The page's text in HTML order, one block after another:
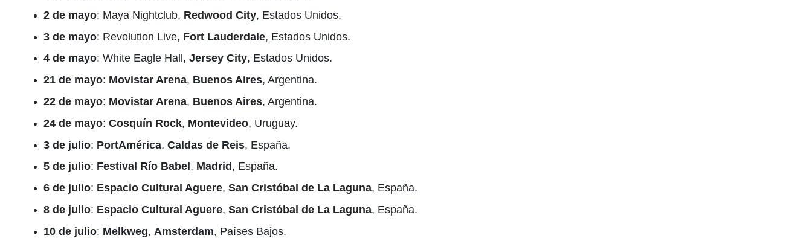
2 de mayo: Maya Nightclub, Redwood City, Estados Unidos.
3 de mayo: Revolution Live, Fort Lauderdale, Estados Unidos.
4 de mayo: White Eagle Hall, Jersey City, Estados Unidos.
21 de mayo: Movistar Arena, Buenos Aires, Argentina.
22 de mayo: Movistar Arena, Buenos Aires, Argentina.
24 de mayo: Cosquín Rock, Montevideo, Uruguay.
3 de julio: PortAmérica, Caldas de Reis, España.
5 de julio: Festival Río Babel , Madrid , España.
6 de julio: Espacio Cultural Aguere, San Cristóbal de La Laguna, España.
8 de julio: Espacio Cultural Aguere, San Cristóbal de La Laguna, España.
10 de julio: Melkweg, Amsterdam, Países Bajos.